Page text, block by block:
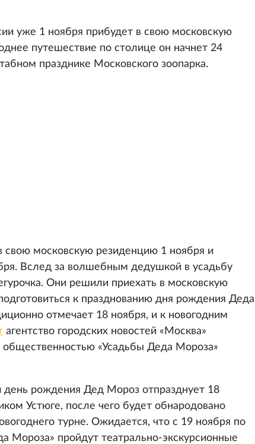
уже 1 ноября прибудет в свою московскую
путешествие по столице он начнет 24
празднике Московского зоопарка.
московскую резиденцию 1 ноября и
Вслед за волшебным дедушкой в усадьбу
Они решили приехать в московскую
к празднованию дня рождения Деда
отмечает 18 ноября, и к новогодним
агентство городских новостей «Москва»
общественностью «Усадьбы Деда Мороза»
день рождения Дед Мороз отпразднует 18
Устюге, после чего будет обнародовано
турне. Ожидается, что с 19 ноября по
Мороза» пройдут театрально-экскурсионные